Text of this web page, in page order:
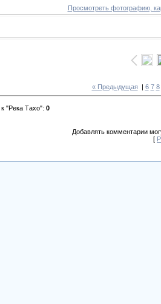
Просмотреть фотографию,
« Предыдущая| 6 7 8
"Река Тахо": 0
Добавлять комментарии
[